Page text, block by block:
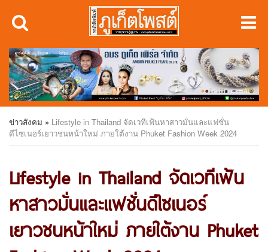
ข่าวสังคม » Lifestyle in Thailand จัดเวทีเฟ้นหาสาวมั่นและแฟชั่น
ดีไซเนอร์เยาวชนหน้าใหม่ ภายใต้งาน Phuket Fashion Week 2024
Lifestyle in Thailand จัดเวทีเฟ้น
หาสาวมั่นและแฟชั่นดีไซเนอร์
เยาวชนหน้าใหม่ ภายใต้งาน Phuket